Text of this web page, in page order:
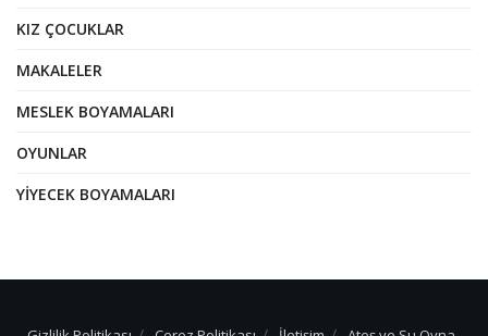
KIZ ÇOCUKLAR
MAKALELER
MESLEK BOYAMALARI
OYUNLAR
YIYECEK BOYAMALARI